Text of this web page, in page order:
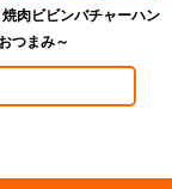
肉ビビンバチャーハン
つまみ～